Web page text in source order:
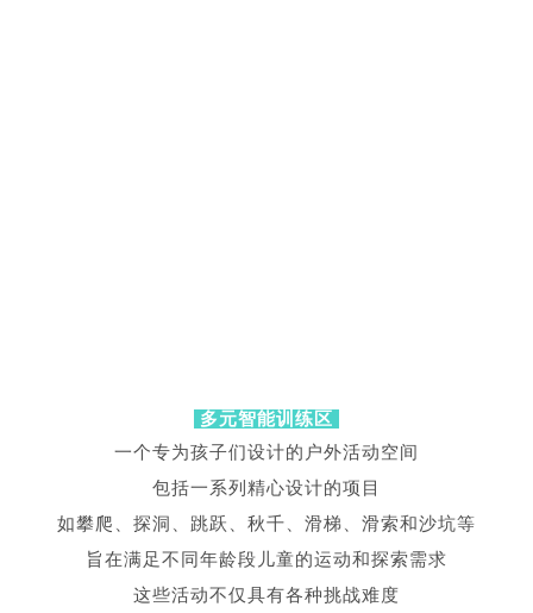
多元智能训练区
一个专为孩子们设计的户外活动空间
包括一系列精心设计的项目
如攀爬、探洞、跳跃、秋千、滑梯、滑索和沙坑等
旨在满足不同年龄段儿童的运动和探索需求
这些活动不仅具有各种挑战难度